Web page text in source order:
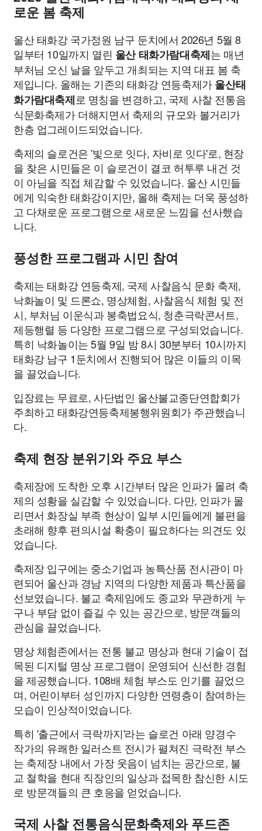
로운 봄 축제
울산 태화강 국가정원 남구 둔치에서 2026년 5월 8
일부터 10일까지 열린 울산 태화가람대축제는 매년
부처님 오신 날을 앞두고 개최되는 지역 대표 봄 축
제입니다. 올해는 기존의 태화강 연등축제가울산태
화가람대축제로 명칭을 변경하고, 국제 사찰 전통음
식문화축제가 더해지면서 축제의 규모와 볼거리가
한층 업그레이드되었습니다.
축제의 슬로건은 '빛으로 잇다, 자비로 잇다'로, 현장
을 찾은 시민들은 이 슬로건이 결코 허투루 내건 것
이 아님을 직접 체감할 수 있었습니다. 울산 시민들
에게 익숙한 태화강이지만, 올해 축제는 더욱 풍성하
고 다채로운 프로그램으로 새로운 느낌을 선사했습
니다.
풍성한 프로그램과 시민 참여
축제는 태화강 연등축제, 국제 사찰음식 문화 축제,
낙화놀이 및 드론쇼, 명상체험, 사찰음식 체험 및 전
시, 부처님 이운식과 봉축법요식, 청춘극락콘서트,
제등행렬 등 다양한 프로그램으로 구성되었습니다.
특히 낙화놀이는 5월 9일 밤 8시 30분부터 10시까지
태화강 남구 1둔치에서 진행되어 많은 이들의 이목
을 끌었습니다.
입장료는 무료로, 사단법인 울산불교종단연합회가
주최하고 태화강연등축제봉행위원회가 주관했습니
다.
축제 현장 분위기와 주요 부스
축제장에 도착한 오후 시간부터 많은 인파가 몰려 축
제의 성황을 실감할 수 있었습니다. 다만, 인파가 몰
리면서 화장실 부족 현상이 일부 시민들에게 불편을
초래해 향후 편의시설 확충이 필요하다는 의견도 있
었습니다.
축제장 입구에는 중소기업과 농특산품 전시관이 마
련되어 울산과 경남 지역의 다양한 제품과 특산품을
선보였습니다. 불교 축제임에도 종교와 무관하게 누
구나 부담 없이 즐길 수 있는 공간으로, 방문객들의
관심을 끌었습니다.
명상 체험존에서는 전통 불교 명상과 현대 기술이 접
목된 디지털 명상 프로그램이 운영되어 신선한 경험
을 제공했습니다. 108배 체험 부스도 인기를 끌었으
며, 어린이부터 성인까지 다양한 연령층이 참여하는
모습이 인상적이었습니다.
특히 '출근에서 극락까지'라는 슬로건 아래 양경수
작가의 유쾌한 일러스트 전시가 펼쳐진 극락전 부스
는 축제장 내에서 가장 웃음이 넘치는 공간으로, 불
교 철학을 현대 직장인의 일상과 접목한 참신한 시도
로 방문객들의 큰 호응을 얻었습니다.
국제 사찰 전통음식문화축제와 푸드존